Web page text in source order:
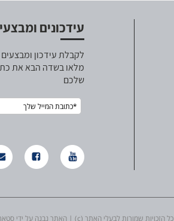
עידכונים
לקבלת עידכון
מלאו בשדה הבא את
שלכם
כל הזכויות שמורות לבעלי האתר (c) | האתר נבנה על ידי סטארויזין בניית אתרים